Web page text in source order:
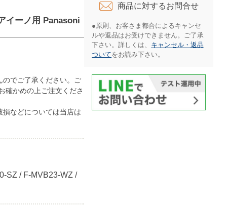
イーノ用 Panasoni
でご了承ください。ご
確かめの上ご注文くださ
などについては当店は
SZ / F-MVB23-WZ /
商品に対するお問合せ​
●原則、お客さま都合によるキャンセ
ルや返品はお受けできません。ご了承
下さい。詳しくは、 キャンセル・返品
ついてをお読み下さい。​